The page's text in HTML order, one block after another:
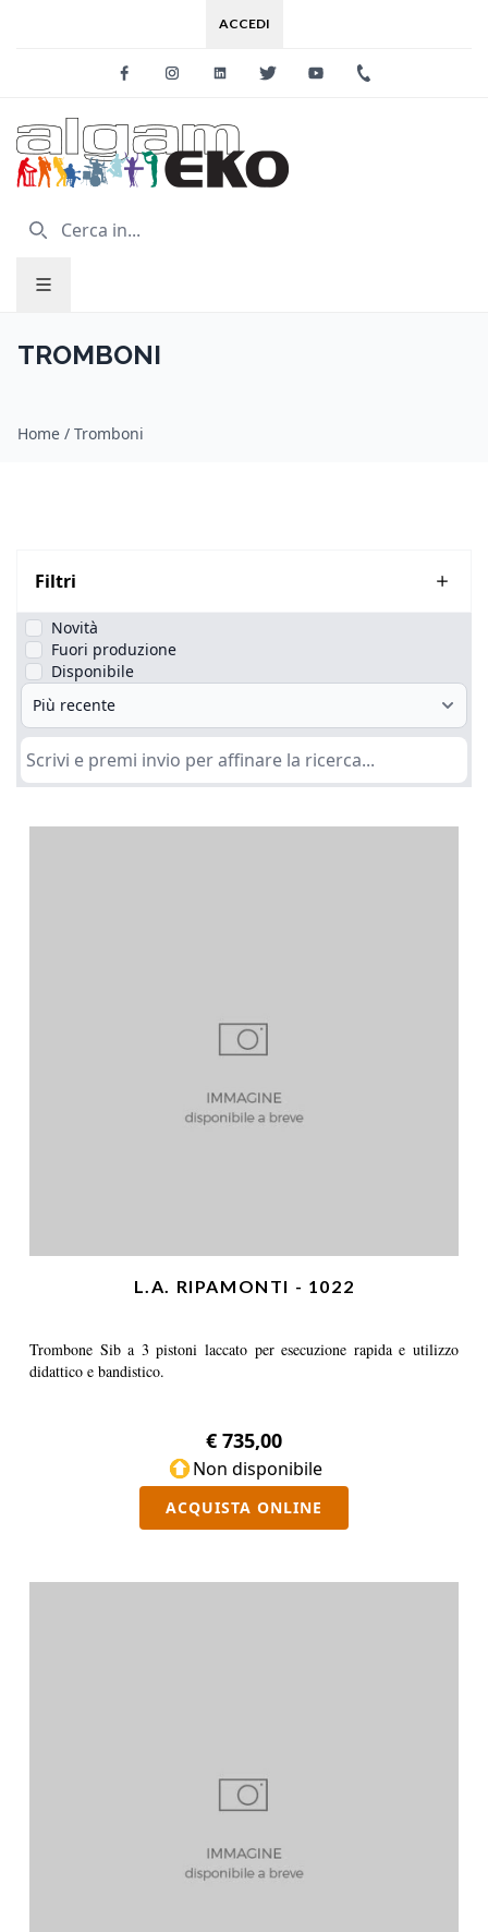
ACCEDI
FacebookInstagramLinkedinTwitter Youtube
TROMBONI
Home / Tromboni
Filtri
Novità
Fuori produzione
Disponibile
L.A. RIPAMONTI - 1022
Trombone Sib a 3 pistoni laccato per esecuzione rapida e utilizzo
didattico e bandistico.
€ 735,00
Non disponibile
ACQUISTA ONLINE